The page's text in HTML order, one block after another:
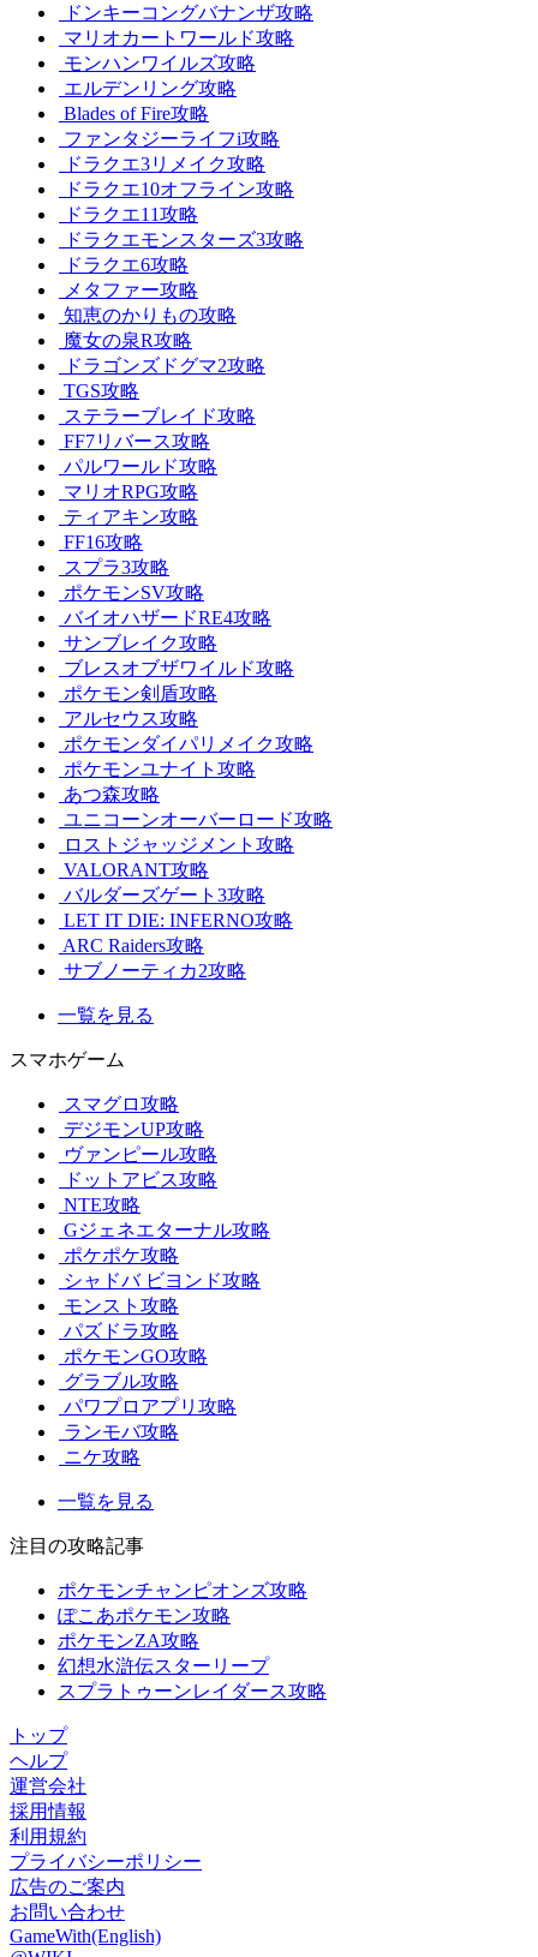
ドンキーコングバナンザ攻略
マリオカートワールド攻略
モンハンワイルズ攻略
エルデンリング攻略
Blades of Fire攻略
ファンタジーライフi攻略
ドラクエ3リメイク攻略
ドラクエ10オフライン攻略
ドラクエ11攻略
ドラクエモンスターズ3攻略
ドラクエ6攻略
メタファー攻略
知恵のかりもの攻略
魔女の泉R攻略
ドラゴンズドグマ2攻略
TGS攻略
ステラーブレイド攻略
FF7リバース攻略
パルワールド攻略
マリオRPG攻略
ティアキン攻略
FF16攻略
スプラ3攻略
ポケモンSV攻略
バイオハザードRE4攻略
サンブレイク攻略
ブレスオブザワイルド攻略
ポケモン剣盾攻略
アルセウス攻略
ポケモンダイパリメイク攻略
ポケモンユナイト攻略
あつ森攻略
ユニコーンオーバーロード攻略
ロストジャッジメント攻略
VALORANT攻略
バルダーズゲート3攻略
LET IT DIE: INFERNO攻略
ARC Raiders攻略
サブノーティカ2攻略
一覧を見る
スマホゲーム
スマグロ攻略
デジモンUP攻略
ヴァンピール攻略
ドットアビス攻略
NTE攻略
Gジェネエターナル攻略
ポケポケ攻略
シャドバ ビヨンド攻略
モンスト攻略
パズドラ攻略
ポケモンGO攻略
グラブル攻略
パワプロアプリ攻略
ランモバ攻略
ニケ攻略
一覧を見る
注目の攻略記事
ポケモンチャンピオンズ攻略
ぽこあポケモン攻略
ポケモンZA攻略
幻想水滸伝スターリープ
スプラトゥーンレイダース攻略
トップ
ヘルプ
運営会社
採用情報
利用規約
プライバシーポリシー
広告のご案内
お問い合わせ
GameWith(English)